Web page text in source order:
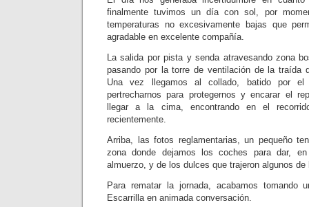
finalmente tuvimos un día con sol, por
temperaturas no excesivamente bajas que
agradable en excelente compañía.
La salida por pista y senda atravesando zona
pasando por la torre de ventilación de la traída
Una vez llegamos al collado, batido por
pertrecharnos para protegernos y encarar el
llegar a la cima, encontrando en el
recientemente.
Arriba, las fotos reglamentarias, un pequeño
zona donde dejamos los coches para dar,
almuerzo, y de los dulces que trajeron algunos
Para rematar la jornada, acabamos tomando
Escarrilla en animada conversación.